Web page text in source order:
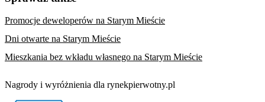
Promocje deweloperów na Starym Mieście
Dni otwarte na Starym Mieście
Mieszkania bez wkładu własnego na Starym Mieście
Nagrody i wyróżnienia dla rynekpierwotny.pl